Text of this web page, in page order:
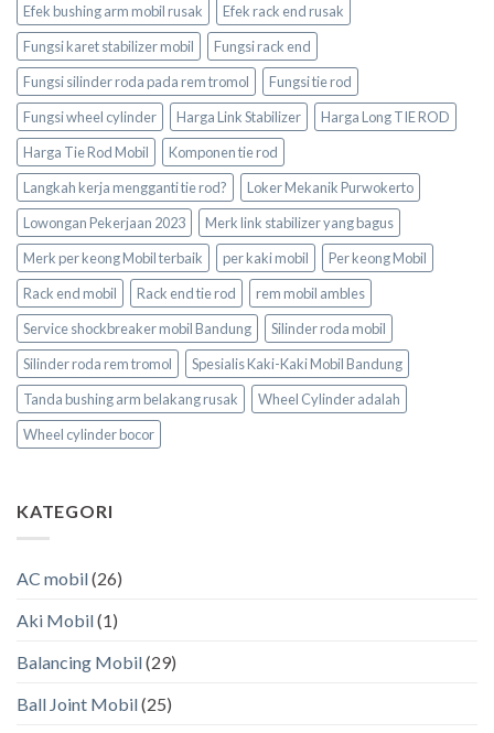
Efek bushing arm mobil rusak
Efek rack end rusak
Fungsi karet stabilizer mobil
Fungsi rack end
Fungsi silinder roda pada rem tromol
Fungsi tie rod
Fungsi wheel cylinder
Harga Link Stabilizer
Harga Long TIE ROD
Harga Tie Rod Mobil
Komponen tie rod
Langkah kerja mengganti tie rod?
Loker Mekanik Purwokerto
Lowongan Pekerjaan 2023
Merk link stabilizer yang bagus
Merk per keong Mobil terbaik
per kaki mobil
Per keong Mobil
Rack end mobil
Rack end tie rod
rem mobil ambles
Service shockbreaker mobil Bandung
Silinder roda mobil
Silinder roda rem tromol
Spesialis Kaki-Kaki Mobil Bandung
Tanda bushing arm belakang rusak
Wheel Cylinder adalah
Wheel cylinder bocor
KATEGORI
AC mobil(26)
Aki Mobil(1)
Balancing Mobil(29)
Ball Joint Mobil(25)